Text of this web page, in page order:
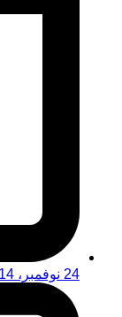
24 نوفمبر، 2014